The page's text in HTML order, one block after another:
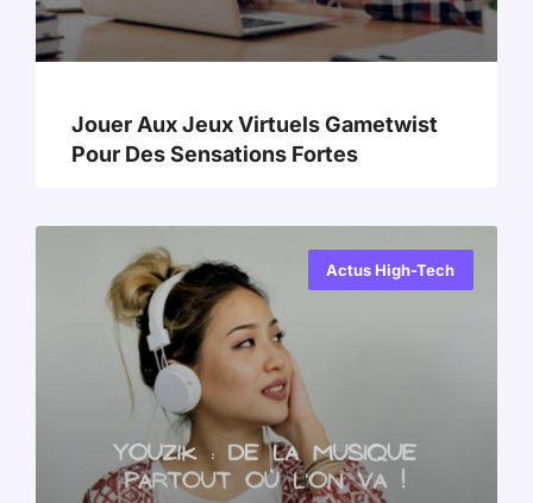
Jouer Aux Jeux Virtuels Gametwist
Pour Des Sensations Fortes
Actus High-Tech